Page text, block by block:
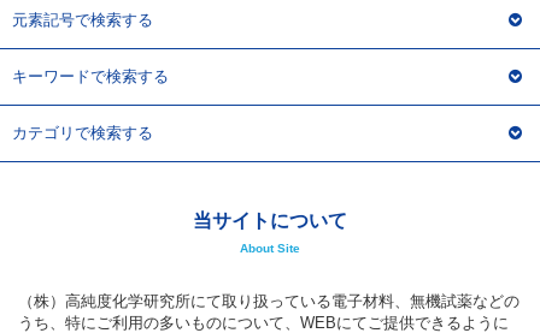
元素記号で検索する
キーワードで検索する
カテゴリで検索する
当サイトについて
About Site
（株）高純度化学研究所にて取り扱っている電子材料、無機試薬などの
うち、特にご利用の多いものについて、WEBにてご提供できるように